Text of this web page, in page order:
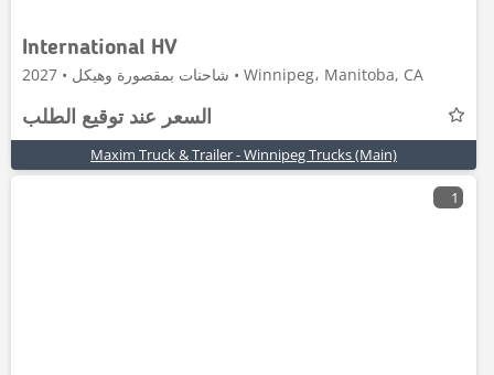
International HV
شاحنات بمقصورة وهيكل • 2027 • Winnipeg، Manitoba, CA
السعر عند توقيع الطلب
Maxim Truck & Trailer - Winnipeg Trucks (Main)
1